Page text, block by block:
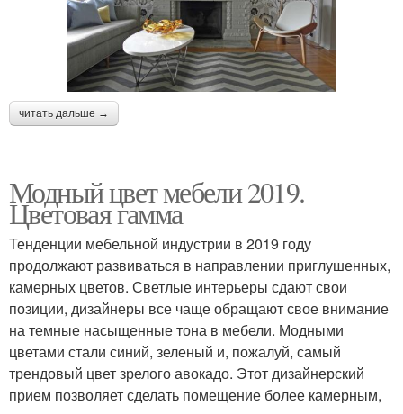
читать дальше →
Модный цвет мебели 2019.
Цветовая гамма
Тенденции мебельной индустрии в 2019 году
продолжают развиваться в направлении приглушенных,
камерных цветов. Светлые интерьеры сдают свои
позиции, дизайнеры все чаще обращают свое внимание
на темные насыщенные тона в мебели. Модными
цветами стали синий, зеленый и, пожалуй, самый
трендовый цвет зрелого авокадо. Этот дизайнерский
прием позволяет сделать помещение более камерным,